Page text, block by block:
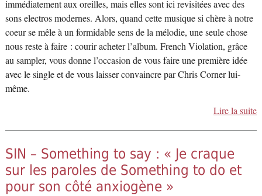
immédiatement aux oreilles, mais elles sont ici revisitées avec des
sons electros modernes. Alors, quand cette musique si chère à notre
coeur se mêle à un formidable sens de la mélodie, une seule chose
nous reste à faire : courir acheter l’album. French Violation, grâce
au sampler, vous donne l’occasion de vous faire une première idée
avec le single et de vous laisser convaincre par Chris Corner lui-
même.
Lire la suite
SIN – Something to say : « Je craque
sur les paroles de Something to do et
pour son côté anxiogène »